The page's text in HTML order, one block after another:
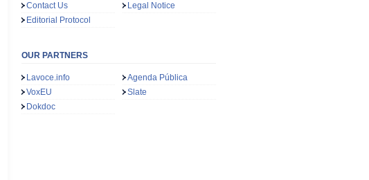
Contact Us
Legal Notice
Editorial Protocol
OUR PARTNERS
Lavoce.info
Agenda Pública
VoxEU
Slate
Dokdoc